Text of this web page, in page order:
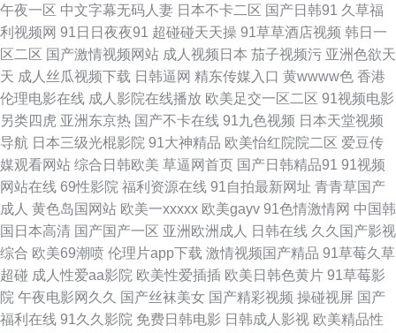
天天 欧美激情校园春色 超碰人人123 日日摸夜夜添夜夜 国产精品全新69影
伊人网伊人 国产三级网 国产综合精品一区二区 9制片厂制片传 亚洲大片永久
精品免费 六月天色色网站 成人免费ā 五月天综 亚洲怡红院网站 精品亚洲香
蕉一区二区 一区二区三区视频网站 欧美V国产V亚洲V日韩九九 后入导航 95
国产精品自 日日碰狠狠躁久久躁96 国产在线一 成人性爱在线网站 亚洲日韩
视频一区二区 欧美金发尤物大战黑人 91性爱视频在 免費国产ww 尤物在线
精品视 国产中文一区二区三区 亚洲va在线观看视频 国产人妖伪娘 手机影视
午夜一区 中文字幕无码人妻 日本不卡二区 国产日韩91 久草福
利视频网 91日日夜夜91 超碰碰天天操 91草草酒店视频 韩日一
区二区 国产激情视频网站 成人视频日本 茄子视频污 亚洲色欲天
天 成人丝瓜视频下载 日韩逼网 精东传媒入口 黄wwww色 香港
伦理电影在线 成人影院在线播放 欧美足交一区二区 91视频电影
另类四虎 亚洲东京热 国产不卡在线 91九色视频 日本天堂视频
导航 日本三级光棍影院 91大神精品 欧美怡红院院二区 爱豆传
媒观看网站 综合日韩欧美 草逼网首页 国产日韩精品91 91视频
网站在线 69性影院 福利资源在线 91自拍最新网址 青青草国产
成人 黄色岛国网站 欧美一xxxxx 欧美gayv 91色情激情网 中国韩
国日本高清 国产国产一区 亚洲欧洲成人 日韩在线 久久国产影视
综合 欧美69潮喷 伦理片app下载 激情视频国产精品 91草莓久草
超碰 成人性爱aa影院 欧美性爱插插 欧美日韩色黄片 91草莓影
院 午夜电影网久久 国产丝袜美女 国产精彩视频 操碰视屏 国产
福利在线 91久久影院 免费日韩电影 日韩成人影视 欧美精品性